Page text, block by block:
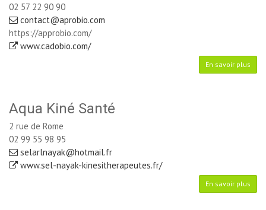
02 57 22 90 90
contact@aprobio.com
https://approbio.com/
www.cadobio.com/
En savoir plus
Aqua Kiné Santé
2 rue de Rome
02 99 55 98 95
selarlnayak@hotmail.fr
www.sel-nayak-kinesitherapeutes.fr/
En savoir plus